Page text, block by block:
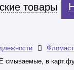
товары
смываемые, в